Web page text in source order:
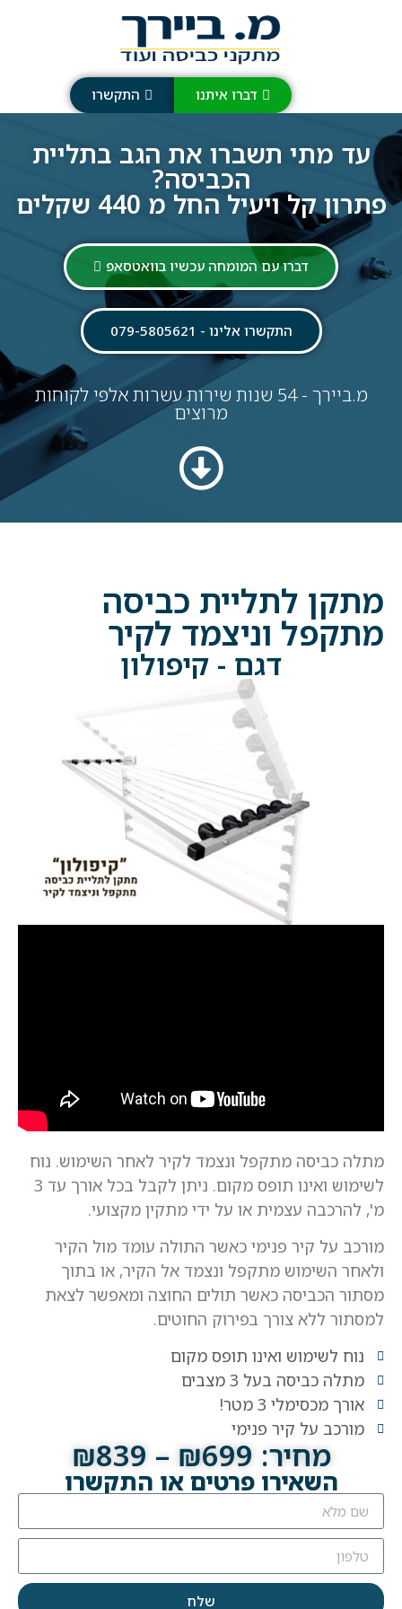
דברו איתנו התקשרו
עד מתי תשברו את הגב בתליית
הכביסה?
פתרון קל ויעיל החל מ 440 שקלים
דברו עם המומחה עכשיו בוואטסאפ
התקשרו אלינו - 079-5805621
מ.ביירך - 54 שנות שירות עשרות אלפי לקוחות
מרוצים
מתקן לתליית כביסה
מתקפל וניצמד לקיר
דגם - קיפולון
מתלה כביסה מתקפל ונצמד לקיר לאחר השימוש. נוח
לשימוש ואינו תופס מקום. ניתן לקבל בכל אורך עד 3
מ', להרכבה עצמית או על ידי מתקין מקצועי.
מורכב על קיר פנימי כאשר התולה עומד מול הקיר
ולאחר השימוש מתקפל ונצמד אל הקיר, או בתוך
מסתור הכביסה כאשר תולים החוצה ומאפשר לצאת
למסתור ללא צורך בפירוק החוטים.
נוח לשימוש ואינו תופס מקום
מתלה כביסה בעל 3 מצבים
אורך מכסימלי 3 מטר!
מורכב על קיר פנימי
מחיר: ₪699 – ₪839
השאירו פרטים או התקשרו
שלח